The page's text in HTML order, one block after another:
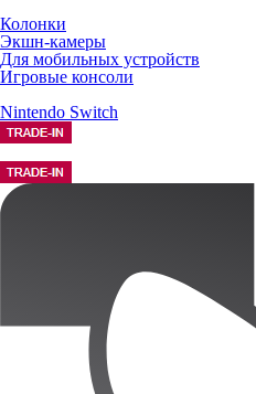
Колонки
Экшн-камеры
Для мобильных устройств
Игровые консоли
Nintendo Switch